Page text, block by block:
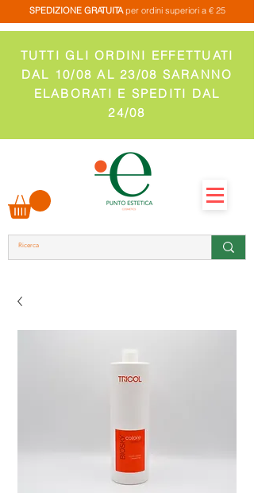
SPEDIZIONE GRATUITAper ordini superiori a € 25
TUTTI GLI ORDINI EFFETTUATI
DAL 10/08 AL 23/08 SARANNO
ELABORATI E SPEDITI DAL
24/08